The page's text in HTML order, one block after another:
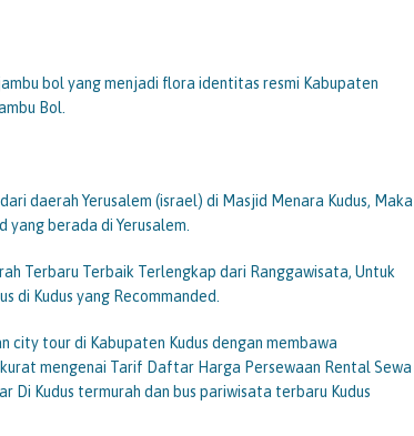
bol yang menjadi flora identitas resmi Kabupaten
Bol.
daerah Yerusalem (israel) di Masjid Menara Kudus, Maka
berada di Yerusalem.
Terbaru Terbaik Terlengkap dari Ranggawisata, Untuk
di Kudus yang Recommanded.
city tour di Kabupaten Kudus dengan membawa
mengenai Tarif Daftar Harga Persewaan Rental Sewa
Di Kudus termurah dan bus pariwisata terbaru Kudus